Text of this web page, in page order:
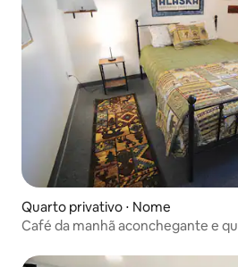
Quarto privativo ⋅ Nome
Café da manhã aconchegante e